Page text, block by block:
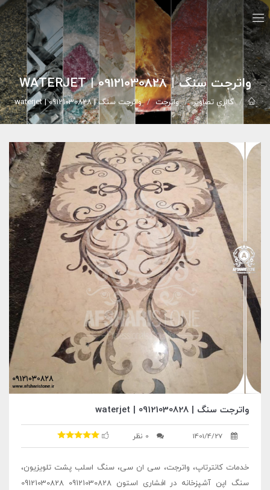
واترجت سنگ | 09121030828 | WATERJET
گالري تصاوير واترجت واترجت سنگ | 09121030828 | waterjet
واترجت سنگ | 09121030828 | waterjet
1401/4/27 0 نظر
خدمات کانترتاپ، واترجت، سی ان سی، سنگ اسلب پشت تلویزیون،
سنگ اپن آشپزخانه در افشاری استون 09121030828 09121030828